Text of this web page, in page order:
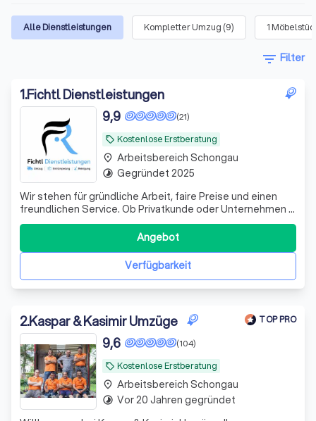
Alle Dienstleistungen Kompletter Umzug (9) 1
filter_list Filter
1.Fichtl Dienstleistungen
local_offer Kostenlose Erstberatung
(21)
9,9
Wir stehen für gründliche Arbeit, faire Preise und einen
freundlichen Service. Ob Privatkunde oder Unternehmen –
wir bieten professionelle Reinigungslösungen, die
individuell auf Ihre Wünsche abgestimmt sind\. Unsere
Leistungen: - Unterhaltsreinigung - Büroreinigung -
Treppenhausreinigung - Praxis
Verfügbarkeit
Angebot
place Arbeitsbereich Schongau
timelapse Gegründet 2025
2.Kaspar & Kasimir Umzüge TOP PRO
local_offer Kostenlose Erstberatung
(104)
9,6
place Arbeitsbereich Schongau
timelapse Vor 20 Jahren gegründet